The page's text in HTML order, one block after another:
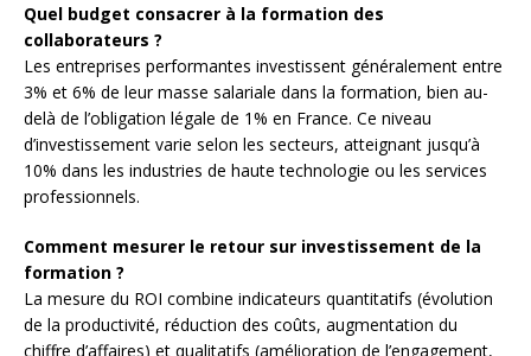
Quel budget consacrer à la formation des
collaborateurs ?
Les entreprises performantes investissent généralement entre
3% et 6% de leur masse salariale dans la formation, bien au-
delà de l’obligation légale de 1% en France. Ce niveau
d’investissement varie selon les secteurs, atteignant jusqu’à
10% dans les industries de haute technologie ou les services
professionnels.
Comment mesurer le retour sur investissement de la
formation ?
La mesure du ROI combine indicateurs quantitatifs (évolution
de la productivité, réduction des coûts, augmentation du
chiffre d’affaires) et qualitatifs (amélioration de l’engagement,